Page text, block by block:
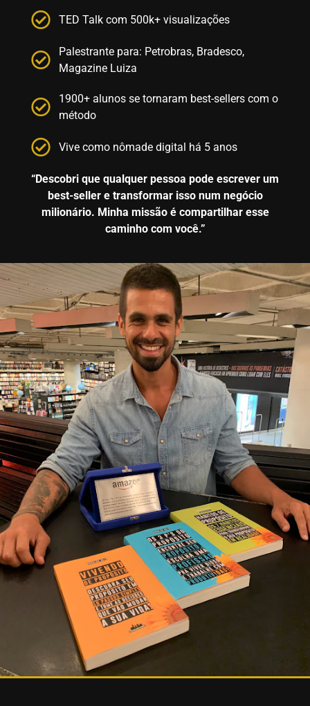
TED Talk com 500k+ visualizações
Palestrante para: Petrobras, Bradesco,
Magazine Luiza
1900+ alunos se tornaram best-sellers com o
método
Vive como nômade digital há 5 anos
“Descobri que qualquer pessoa pode escrever um
best-seller e transformar isso num negócio
milionário. Minha missão é compartilhar esse
caminho com você.”